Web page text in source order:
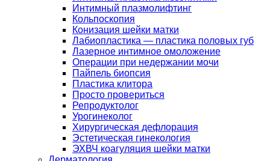
Интимный плазмолифтинг
Кольпоскопия
Конизация шейки матки
Лабиопластика — пластика половых губ
Лазерное интимное омоложение
Операции при недержании мочи
Пайпель биопсия
Пластика клитора
Просто провериться
Репродуктолог
Урогинеколог
Хирургическая дефлорация
Эстетическая гинекология
ЭХВЧ коагуляция шейки матки